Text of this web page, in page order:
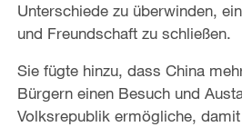
Unterschiede zu überwinden,
und Freundschaft zu schließen.
Sie fügte hinzu, dass China
Bürgern einen Besuch und
Volksrepublik ermögliche,